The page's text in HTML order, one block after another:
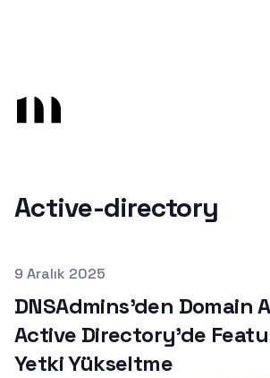
Active-directory
Published on
9 Aralık 2025
DNSAdmins’den Domain
Active Directory’de
Yetki Yükseltme